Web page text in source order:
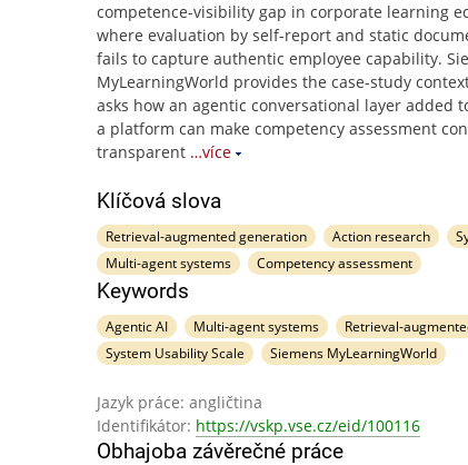
competence-visibility gap in corporate learning
where evaluation by self-report and static
fails to capture authentic employee capability.
MyLearningWorld provides the case-study
asks how an agentic conversational layer added
a platform can make competency assessment
transparent …více
Klíčová slova
Retrieval-augmented generation Action research
Multi-agent systems
Competency assessment
Keywords
Agentic AI Multi-agent systems Retrieval-
System Usability Scale
Siemens MyLearningWorld
Jazyk práce: angličtina
Identifikátor: https://vskp.vse.cz/eid/100116
Obhajoba závěrečné práce